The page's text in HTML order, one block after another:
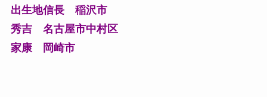
出生地信長 稲沢市
秀吉 名古屋市中村区
家康 岡崎市